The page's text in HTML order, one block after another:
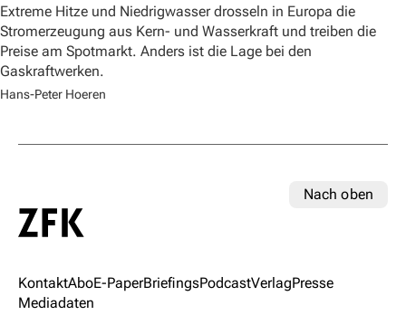
Extreme Hitze und Niedrigwasser drosseln in Europa die
Stromerzeugung aus Kern- und Wasserkraft und treiben die
Preise am Spotmarkt. Anders ist die Lage bei den
Gaskraftwerken.
Hans-Peter Hoeren
Nach oben
KontaktAboE-PaperBriefingsPodcastVerlagPresse
Mediadaten